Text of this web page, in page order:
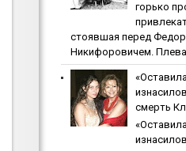
горько
стоявшая перед
Никифоровичем.
cмepть